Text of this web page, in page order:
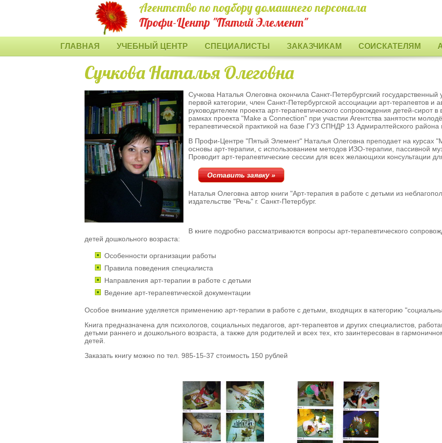
Агентство по подбору домашнего персонала
Профи-Центр "Пятый Элемент"
ГЛАВНАЯ УЧЕБНЫЙ ЦЕНТР СПЕЦИАЛИСТЫ ЗАКАЗЧИКАМ СОИСКАТЕЛЯМ
Сучкова Наталья Олеговна
Сучкова Наталья Олеговна окончила Санкт-Петербургский государственный
первой категории, член Санкт-Петербургской ассоциации арт-терапевтов и
руководителем проекта арт-терапевтического сопровождения детей-сирот
рамках проекта "Make a Connection" при участии Агентства занятости
терапевтической практикой на базе ГУЗ СПНДР 13 Адмиралтейского района
В Профи-Центре "Пятый Элемент" Наталья Олеговна преподает на курсах
основы арт-терапии, с использованием методов ИЗО-терапии, пассивной
Проводит арт-терапевтические сессии для всех желающихи консультации
Оставить заявку »
Наталья Олеговна автор книги "Арт-терапия в работе с детьми из
издательстве "Речь" г. Санкт-Петербург.
В книге подробно рассматриваются вопросы арт-терапевтического
детей дошкольного возраста:
Особенности организации работы
Правила поведения специалиста
Направления арт-терапии в работе с детьми
Ведение арт-терапевтической документации
Особое внимание уделяется применению арт-терапии в работе с детьми, входящих в категорию
Книга предназначена для психологов, социальных педагогов, арт-терапевтов и других специалистов,
детьми раннего и дошкольного возраста, а также для родителей и всех тех, кто заинтересован в
детей.
Заказать книгу можно по тел. 985-15-37 стоимость 150 рублей